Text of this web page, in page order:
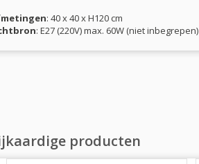
: 40 x 40 x H120 cm
: E27 (220V) max. 60W (niet inbegrepen)
producten